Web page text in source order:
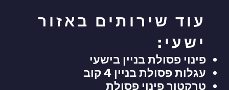
עוד שירותים באזור
ישעי:
פינוי פסולת בניין בישעי
עגלות פסולת בניין 4 קוב
טרקטור פינוי פסולת